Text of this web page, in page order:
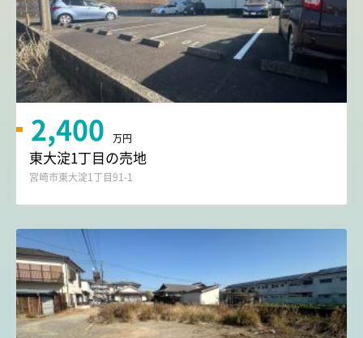
2,400 万円
東大淀1丁目の売地
宮崎市東大淀1丁目91-1